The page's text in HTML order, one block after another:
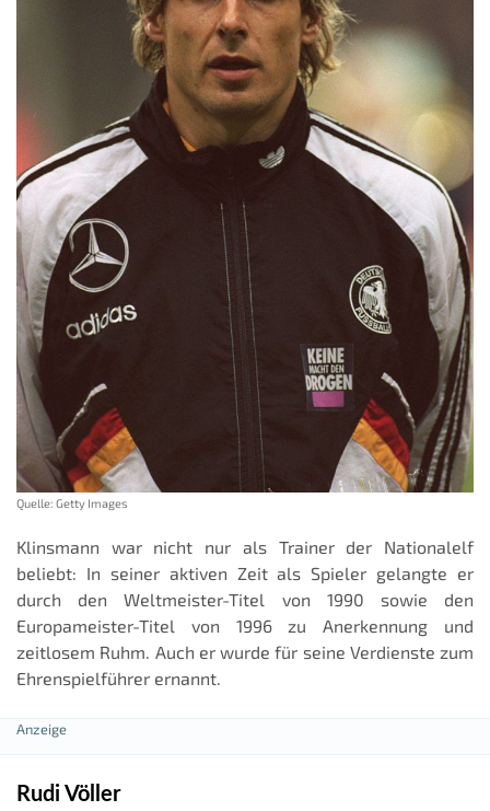
Quelle: Getty Images
Klinsmann war nicht nur als Trainer der Nationalelf
beliebt: In seiner aktiven Zeit als Spieler gelangte er
durch den Weltmeister-Titel von 1990 sowie den
Europameister-Titel von 1996 zu Anerkennung und
zeitlosem Ruhm. Auch er wurde für seine Verdienste zum
Ehrenspielführer ernannt.
Rudi Völler